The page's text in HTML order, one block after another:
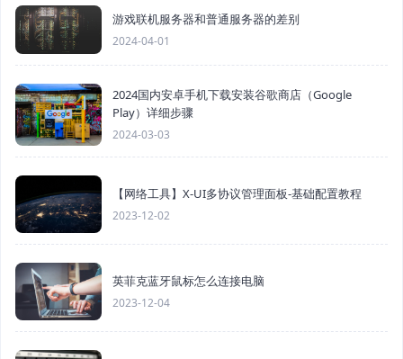
游戏联机服务器和普通服务器的差别
2024-04-01
2024国内安卓手机下载安装谷歌商店（Google
Play）详细步骤
2024-03-03
【网络工具】X-UI多协议管理面板-基础配置教程
2023-12-02
英菲克蓝牙鼠标怎么连接电脑
2023-12-04